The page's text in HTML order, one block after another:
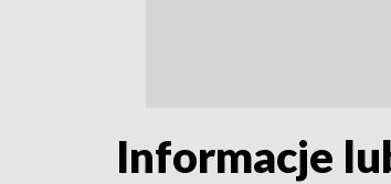
Informacje